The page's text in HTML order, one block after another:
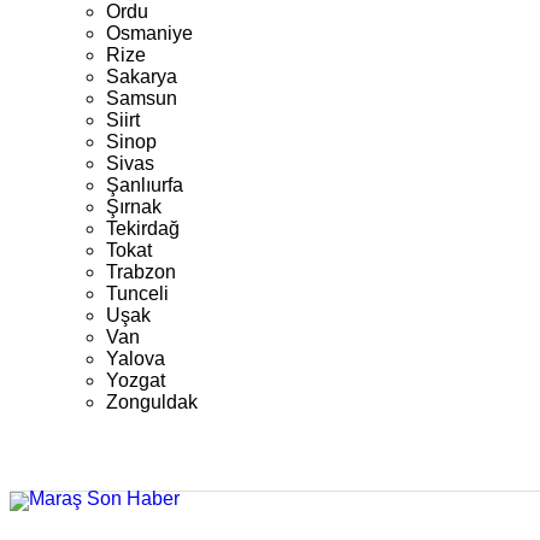
Ordu
Osmaniye
Rize
Sakarya
Samsun
Siirt
Sinop
Sivas
Şanlıurfa
Şırnak
Tekirdağ
Tokat
Trabzon
Tunceli
Uşak
Van
Yalova
Yozgat
Zonguldak